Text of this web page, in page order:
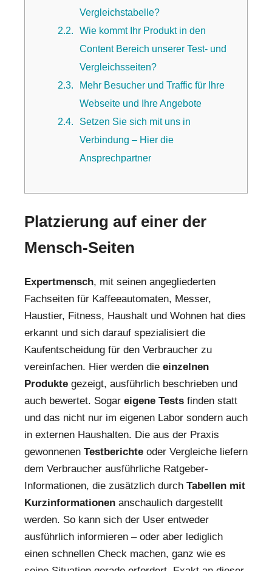
Vergleichstabelle?
2.2
Wie kommt Ihr Produkt in den
Content Bereich unserer Test- und
Vergleichsseiten?
2.3
Mehr Besucher und Traffic für Ihre
Webseite und Ihre Angebote
2.4
Setzen Sie sich mit uns in
Verbindung – Hier die
Ansprechpartner
Platzierung auf einer der
Mensch-Seiten
Expertmensch, mit seinen angegliederten
Fachseiten für Kaffeeautomaten, Messer,
Haustier, Fitness, Haushalt und Wohnen hat dies
erkannt und sich darauf spezialisiert die
Kaufentscheidung für den Verbraucher zu
vereinfachen. Hier werden die einzelnen
Produkte gezeigt, ausführlich beschrieben und
auch bewertet. Sogar eigene Tests finden statt
und das nicht nur im eigenen Labor sondern auch
in externen Haushalten. Die aus der Praxis
gewonnenen Testberichte oder Vergleiche liefern
dem Verbraucher ausführliche Ratgeber-
Informationen, die zusätzlich durch Tabellen mit
Kurzinformationen anschaulich dargestellt
werden. So kann sich der User entweder
ausführlich informieren – oder aber lediglich
einen schnellen Check machen, ganz wie es